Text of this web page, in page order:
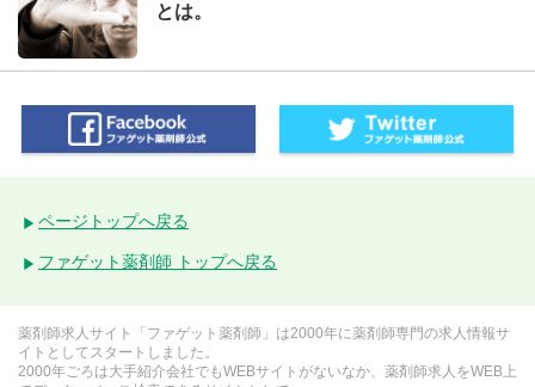
とは。
ページトップへ戻る
ファゲット薬剤師 トップへ戻る
薬剤師求人サイト「ファゲット薬剤師」は2000年に薬剤師専門の求人情報サ
イトとしてスタートしました。
2000年ごろは大手紹介会社でもWEBサイトがないなか、薬剤師求人をWEB上